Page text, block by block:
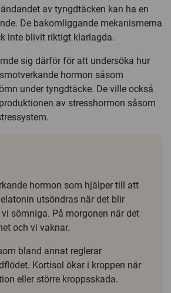
av tyngdtäcken kan ha en
De bakomliggande mekanismerna
inte blivit riktigt klarlagda.
sig därför för att undersöka hur
hormon såsom
under tyngdtäcke. De ville också
av stresshormon såsom
hormon som hjälper till att
utsöndras när det blir
sömniga. På morgonen när det
och vi vaknar.
bland annat reglerar
Kortisol ökar i kroppen när
eller större kroppsskada.